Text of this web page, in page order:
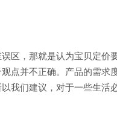
区，那就是认为宝贝定
点并不正确。产品的需
我们建议，对于一些生